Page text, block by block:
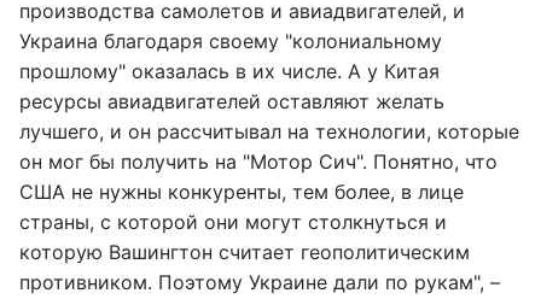
производства самолетов и авиадвигателей, и
Украина благодаря своему "колониальному
прошлому" оказалась в их числе. А у Китая
ресурсы авиадвигателей оставляют желать
лучшего, и он рассчитывал на технологии, которые
он мог бы получить на "Мотор Сич". Понятно, что
США не нужны конкуренты, тем более, в лице
страны, с которой они могут столкнуться и
которую Вашингтон считает геополитическим
противником. Поэтому Украине дали по рукам", –